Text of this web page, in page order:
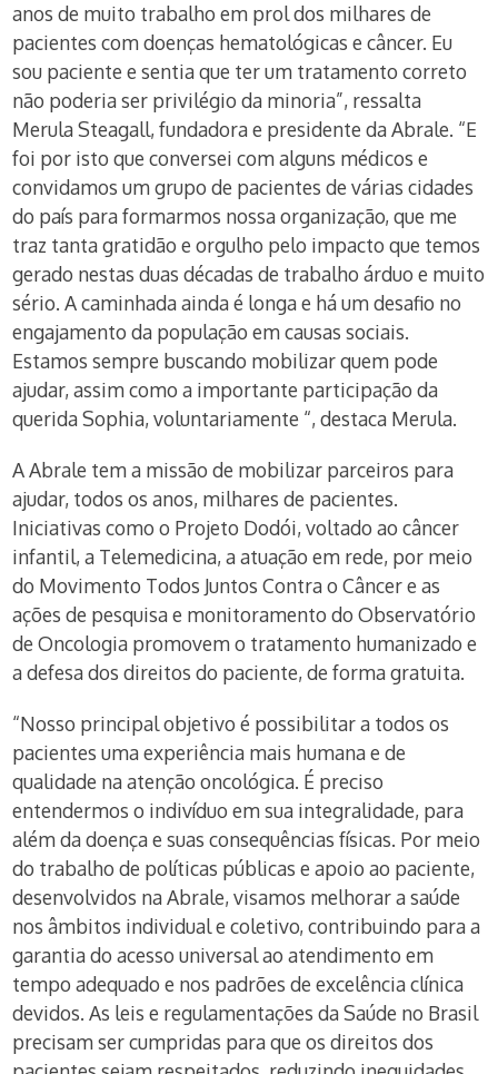
anos de muito trabalho em prol dos milhares de
pacientes com doenças hematológicas e câncer. Eu
sou paciente e sentia que ter um tratamento correto
não poderia ser privilégio da minoria”, ressalta
Merula Steagall, fundadora e presidente da Abrale. “E
foi por isto que conversei com alguns médicos e
convidamos um grupo de pacientes de várias cidades
do país para formarmos nossa organização, que me
traz tanta gratidão e orgulho pelo impacto que temos
gerado nestas duas décadas de trabalho árduo e muito
sério. A caminhada ainda é longa e há um desafio no
engajamento da população em causas sociais.
Estamos sempre buscando mobilizar quem pode
ajudar, assim como a importante participação da
querida Sophia, voluntariamente “, destaca Merula.
A Abrale tem a missão de mobilizar parceiros para
ajudar, todos os anos, milhares de pacientes.
Iniciativas como o Projeto Dodói, voltado ao câncer
infantil, a Telemedicina, a atuação em rede, por meio
do Movimento Todos Juntos Contra o Câncer e as
ações de pesquisa e monitoramento do Observatório
de Oncologia promovem o tratamento humanizado e
a defesa dos direitos do paciente, de forma gratuita.
“Nosso principal objetivo é possibilitar a todos os
pacientes uma experiência mais humana e de
qualidade na atenção oncológica. É preciso
entendermos o indivíduo em sua integralidade, para
além da doença e suas consequências físicas. Por meio
do trabalho de políticas públicas e apoio ao paciente,
desenvolvidos na Abrale, visamos melhorar a saúde
nos âmbitos individual e coletivo, contribuindo para a
garantia do acesso universal ao atendimento em
tempo adequado e nos padrões de excelência clínica
devidos. As leis e regulamentações da Saúde no Brasil
precisam ser cumpridas para que os direitos dos